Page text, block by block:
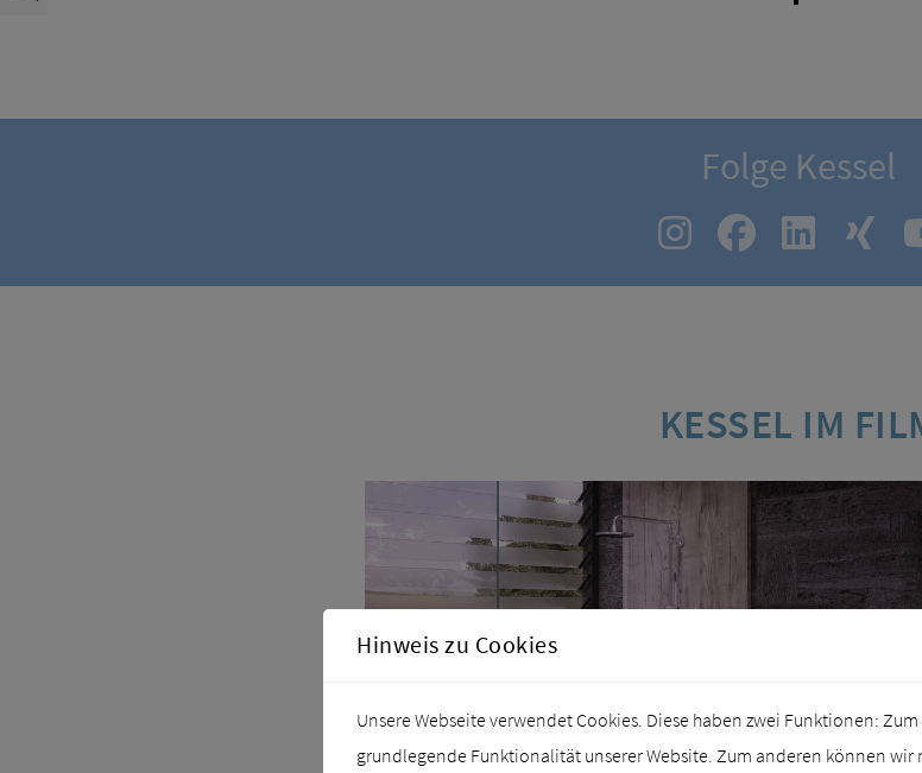
Folge Kessel
KESSEL IM
Hinweis zu Cookies
Unsere Webseite verwendet Cookies. Diese haben zwei Funktionen:
grundlegende Funktionalität unserer Website. Zum anderen können wir